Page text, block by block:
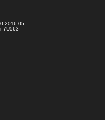
05
7U563